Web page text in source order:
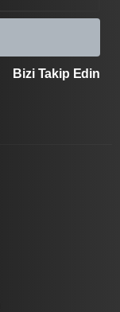
Bizi Takip Edin